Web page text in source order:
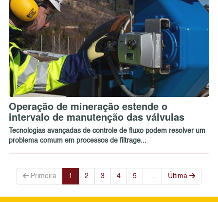
Operação de mineração estende o
intervalo de manutenção das válvulas
Tecnologias avançadas de controle de fluxo podem resolver um
problema comum em processos de filtrage...
Primeira 1 2 3 4 5 Última